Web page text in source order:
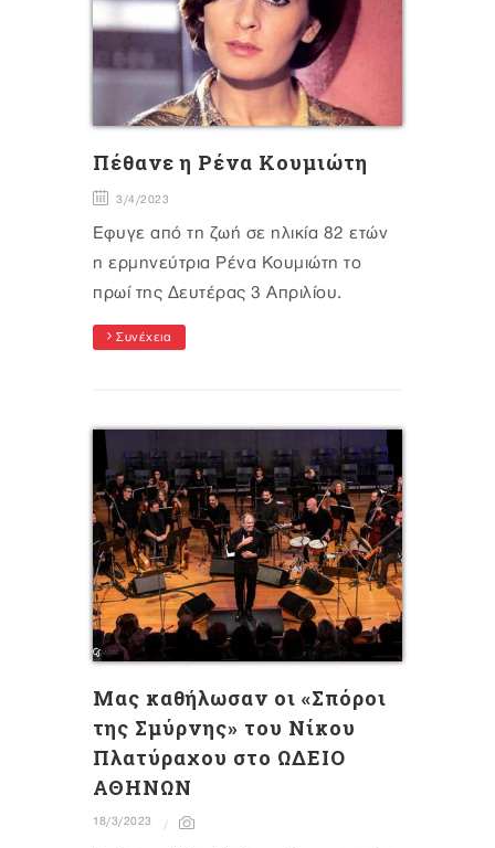
Πέθανε η Ρένα Κουμιώτη
3/4/2023
Έφυγε από τη ζωή σε ηλικία 82 ετών
η ερμηνεύτρια Ρένα Κουμιώτη το
πρωί της Δευτέρας 3 Απριλίου.
Συνέχεια
Mας καθήλωσαν οι «Σπόροι
της Σμύρνης» του Νίκου
Πλατύραχου στο ΩΔΕΙΟ
ΑΘΗΝΩΝ
18/3/2023